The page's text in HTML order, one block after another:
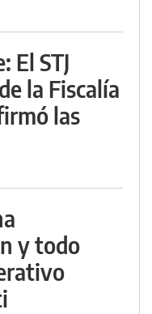
El STJ
la Fiscalía
las
y todo